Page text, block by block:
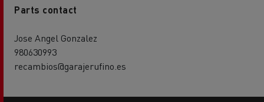
Parts contact
Jose Angel Gonzalez
980630993
recambios@garajerufino.es